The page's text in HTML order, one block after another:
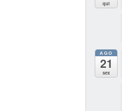
qui
AGO
21
sex